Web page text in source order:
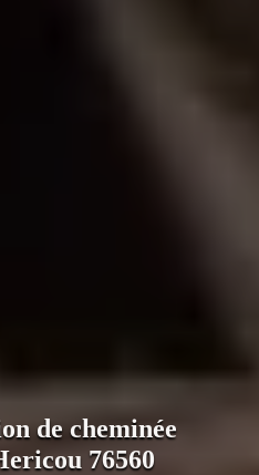
de cheminée
76560